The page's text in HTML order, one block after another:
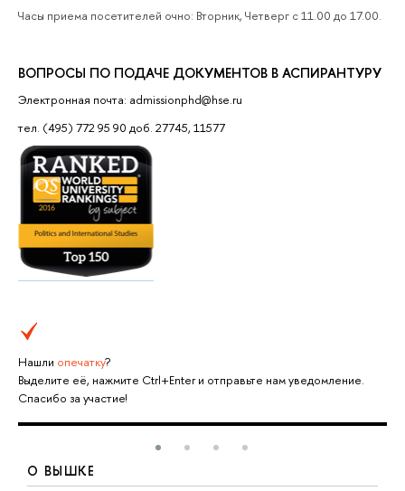
Часы приема посетителей очно: Вторник, Четверг с 11.00 до 17.00.
ВОПРОСЫ ПО ПОДАЧЕ ДОКУМЕНТОВ В АСПИРАНТУРУ
Электронная почта: admissionphd@hse.ru
тел. (495) 772 95 90 доб. 27745, 11577
Нашли опечатку?
Выделите её, нажмите Ctrl+Enter и отправьте нам уведомление.
Спасибо за участие!
О ВЫШКЕ